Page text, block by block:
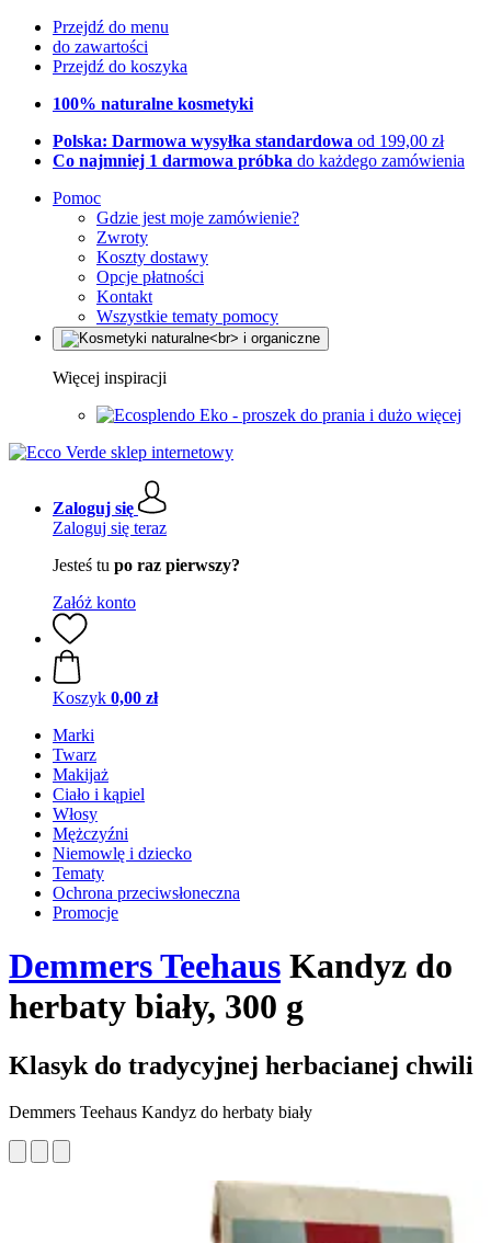
Przejdź do menu
do zawartości
Przejdź do koszyka
100% naturalne kosmetyki
Polska: Darmowa wysyłka standardowa od 199,00 zł
Co najmniej 1 darmowa próbka do każdego zamówienia
Pomoc
Gdzie jest moje zamówienie?
Zwroty
Koszty dostawy
Opcje płatności
Kontakt
Wszystkie tematy pomocy
Więcej inspiracji
Eko - proszek do prania i dużo więcej
Zaloguj się
Zaloguj się teraz
Jesteś tu po raz pierwszy?
Załóż konto
Koszyk 0,00 zł
Marki
Twarz
Makijaż
Ciało i kąpiel
Włosy
Mężczyźni
Niemowlę i dziecko
Tematy
Ochrona przeciwsłoneczna
Promocje
Demmers Teehaus Kandyz do
herbaty biały, 300 g
Klasyk do tradycyjnej herbacianej chwili
Demmers Teehaus Kandyz do herbaty biały